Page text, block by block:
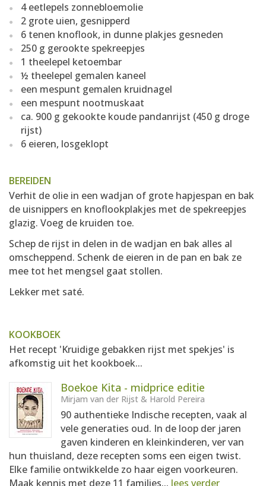
4 eetlepels zonnebloemolie
2 grote uien, gesnipperd
6 tenen knoflook, in dunne plakjes gesneden
250 g gerookte spekreepjes
1 theelepel ketoembar
½ theelepel gemalen kaneel
een mespunt gemalen kruidnagel
een mespunt nootmuskaat
ca. 900 g gekookte koude pandanrijst (450 g droge
rijst)
6 eieren, losgeklopt
BEREIDEN
Verhit de olie in een wadjan of grote hapjespan en bak
de uisnippers en knoflookplakjes met de spekreepjes
glazig. Voeg de kruiden toe.
Schep de rijst in delen in de wadjan en bak alles al
omscheppend. Schenk de eieren in de pan en bak ze
mee tot het mengsel gaat stollen.
Lekker met saté.
KOOKBOEK
Het recept 'Kruidige gebakken rijst met spekjes' is
afkomstig uit het kookboek...
Boekoe Kita - midprice editie
Mirjam van der Rijst & Harold Pereira
90 authentieke Indische recepten, vaak al
vele generaties oud. In de loop der jaren
gaven kinderen en kleinkinderen, ver van
hun thuisland, deze recepten soms een eigen twist.
Elke familie ontwikkelde zo haar eigen voorkeuren.
Maak kennis met deze 11 families... lees verder